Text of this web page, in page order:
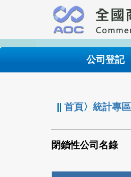
要
內
公司登記
||首頁〉統計專區
閉鎖性公司名錄